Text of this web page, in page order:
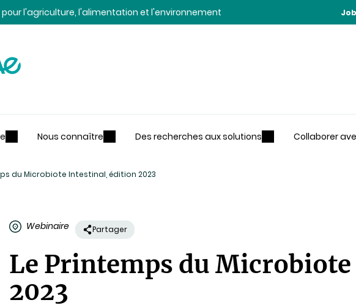
l'agriculture, l'alimentation et l'environnement
Nous connaître Des recherches aux solutions Collaborer
du Microbiote Intestinal, édition 2023
Webinaire Partager
Le Printemps du
2023